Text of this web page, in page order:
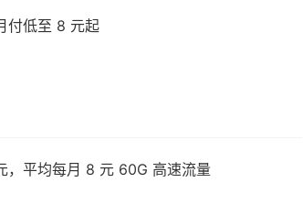
付低至 8 元起
，平均每月 8 元 60G 高速流量